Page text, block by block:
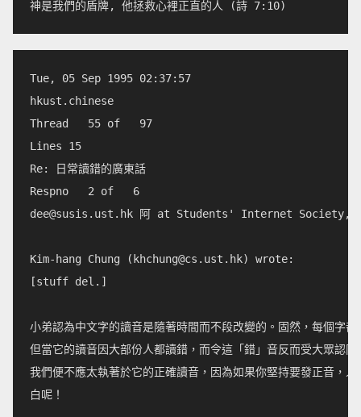
Tue, 05 Sep 1995 02:37:57
hkust.chinese
Thread   55 of   97
Lines 15
Re: 日常讀錯的廣東話
dee@susis.ust.hk 阿 at Students' Internet Society,
Kim-hang Chung ( khchung@cs.ust.hk) wrote:
[stuff del.]
小弟認為中文字的讀音是隨著時間而不段改變的。固然，每個字都
但當它的讀音因大部份人都讀錯，而令這「錯」音反而受大眾認同
我們便不應太執著於它的正確讀音，因為如果你堅持要發正音，人
白呢！